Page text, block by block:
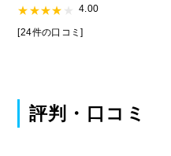
4.00
[24件の口コミ]
評判・口コミ